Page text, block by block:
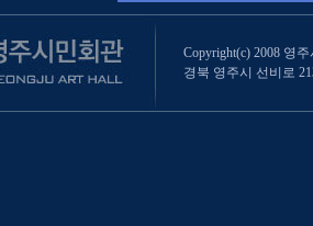
Copyright(c) 2008 영
경북 영주시 선비로